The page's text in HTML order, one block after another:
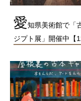
愛知県美術館で「
ジプト展」開催中【